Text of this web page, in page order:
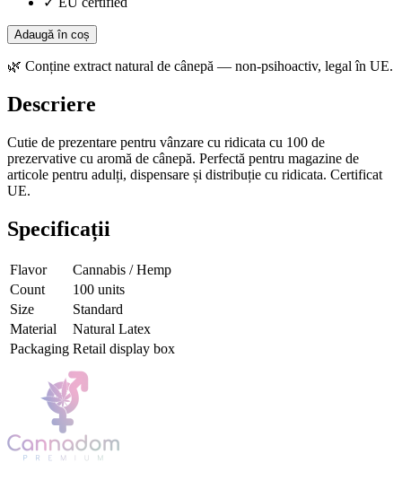
Adaugă în coș
🌿 Conține extract natural de cânepă — non-psihoactiv, legal în UE.
Descriere
Cutie de prezentare pentru vânzare cu ridicata cu 100 de
prezervative cu aromă de cânepă. Perfectă pentru magazine de
articole pentru adulți, dispensare și distribuție cu ridicata. Certificat
UE.
Specificații
Flavor
Cannabis / Hemp
Count
100 units
Size
Standard
Material
Natural Latex
Packaging Retail display box